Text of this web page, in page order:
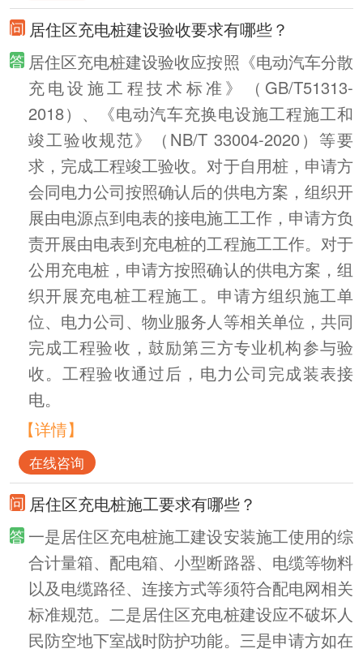
居住区充电桩建设验收要求有哪些？
居住区充电桩建设验收应按照《电动汽车分散
充电设施工程技术标准》（GB/T51313-
2018）、《电动汽车充换电设施工程施工和
竣工验收规范》（NB/T 33004-2020）等要
求，完成工程竣工验收。对于自用桩，申请方
会同电力公司按照确认后的供电方案，组织开
展由电源点到电表的接电施工工作，申请方负
责开展由电表到充电桩的工程施工工作。对于
公用充电桩，申请方按照确认的供电方案，组
织开展充电桩工程施工。申请方组织施工单
位、电力公司、物业服务人等相关单位，共同
完成工程验收，鼓励第三方专业机构参与验
收。工程验收通过后，电力公司完成装表接
电。
【详情】
在线咨询
居住区充电桩施工要求有哪些？
一是居住区充电桩施工建设安装施工使用的综
合计量箱、配电箱、小型断路器、电缆等物料
以及电缆路径、连接方式等须符合配电网相关
标准规范。二是居住区充电桩建设应不破坏人
民防空地下室战时防护功能。三是申请方如在